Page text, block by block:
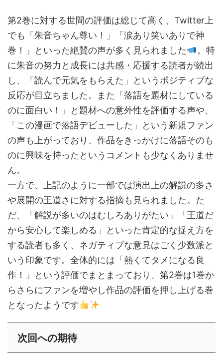
第2巻に対する世間の評価は総じて高く、Twitter上
でも「朱音ちゃん尊い！」「涙あり笑いありで神
巻！」といった絶賛の声が多く見られました
。特
に朱音の努力と成長には共感・応援する読者が続出
し、「読んで元気をもらえた」というポジティブな
反応が目立ちました。また「落語を題材にしている
のに面白い！」と題材への意外性を評価する声や、
「この漫画で落語デビューした」という新規ファン
の声も上がっており、作品をきっかけに落語そのも
のに興味を持ったというコメントも少なくありませ
ん。
一方で、上記のように一部では演出上の解説の多さ
や展開の王道さに対する指摘も見られました。た
だ、「解説が多いのはむしろありがたい」「王道だ
から安心して楽しめる」といった肯定的な捉え方を
する読者も多く、ネガティブな意見はごく少数派と
いう印象です。全体的には「熱くてタメになる良
作！」という評価でまとまっており、第2巻は1巻か
らさらにファンを増やし作品の評価を押し上げる巻
となったようです
次回への期待